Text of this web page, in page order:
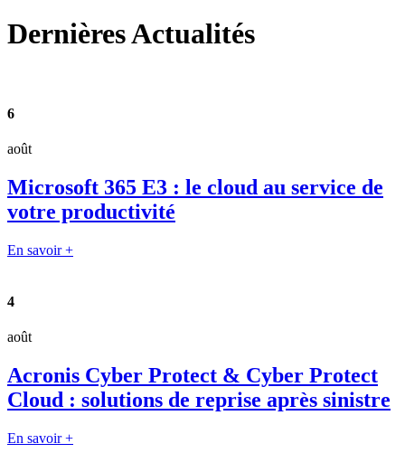
DernièresActualités
6
août
Microsoft 365 E3 : le cloud au service de
votre productivité
En savoir +
4
août
Acronis Cyber Protect & Cyber Protect
Cloud : solutions de reprise après sinistre
En savoir +